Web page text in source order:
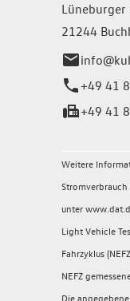
Lüneburger
21244
+49 41
+49 41
Weitere
unter
Light Vehicle
Fahrzyklus
NEFZ
Die